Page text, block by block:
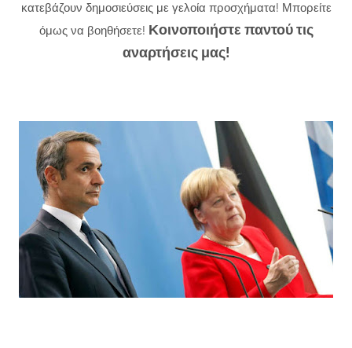
κατεβάζουν δημοσιεύσεις με γελοία προσχήματα! Μπορείτε
όμως να βοηθήσετε! Κοινοποιήστε παντού τις
αναρτήσεις μας!